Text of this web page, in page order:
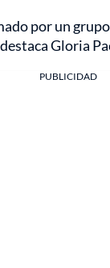
por un
Gloria
PUBLICIDAD